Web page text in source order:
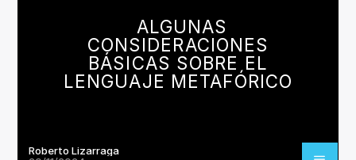
ALGUNAS
CONSIDERACIONES
BÁSICAS SOBRE EL
LENGUAJE METAFÓRICO
Roberto Lizarraga